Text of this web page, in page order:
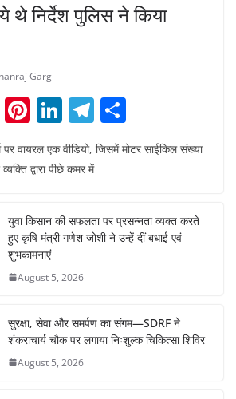
थे निर्देश पुलिस ने किया
Garg
W
A
p
p
Pi
er
e
st
Li
n
k
dI
n
T
el
e
a
m
h
ar
पर वायरल एक वीडियो, जिसमें मोटर साईकिल संख्या
द्वारा पीछे कमर में
युवा किसान की सफलता पर प्रसन्नता व्यक्त करते
हुए कृषि मंत्री गणेश जोशी ने उन्हें दीं बधाई एवं
शुभकामनाएं
August 5, 2026
सुरक्षा, सेवा और समर्पण का संगम—SDRF ने
शंकराचार्य चौक पर लगाया निःशुल्क चिकित्सा शिविर
August 5, 2026